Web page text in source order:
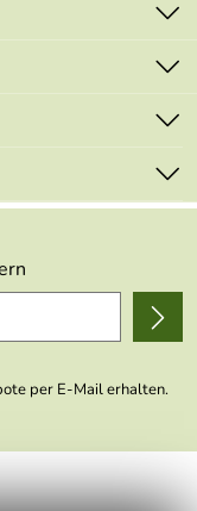
per E-Mail erhalten.
in anonymer Form
hat. Diese
für Werbezwecke
widerrufen, indem ich